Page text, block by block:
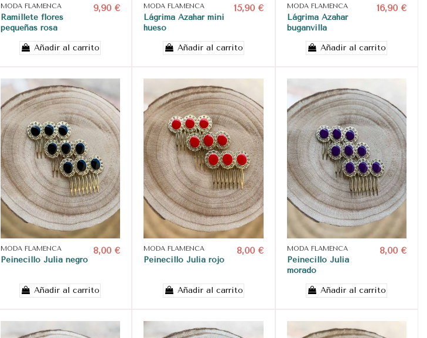
MODA FLAMENCA
Ramillete flores
pequeñas rosa
9,90 €
Añadir al carrito
MODA FLAMENCA
Lágrima Azahar mini
hueso
15,90 €
Añadir al carrito
MODA FLAMENCA
Lágrima Azahar
buganvilla
16,90 €
Añadir al carrito
MODA FLAMENCA
Peinecillo Julia negro
8,00 €
Añadir al carrito
MODA FLAMENCA
Peinecillo Julia rojo
8,00 €
Añadir al carrito
MODA FLAMENCA
Peinecillo Julia
morado
8,00 €
Añadir al carrito